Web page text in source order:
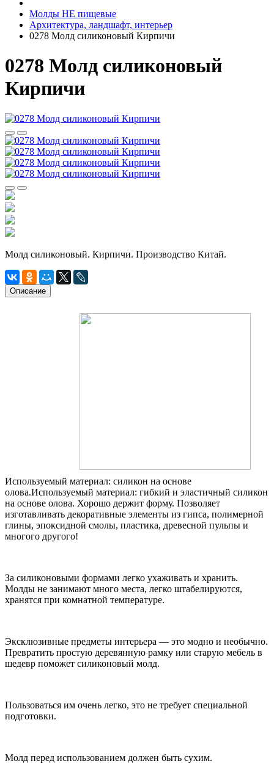
Молды НЕ пищевые
Архитектура, ландшафт, интерьер
0278 Молд силиконовый Кирпичи
0278 Молд силиконовый
Кирпичи
Молд силиконовый. Кирпичи. Производство Китай.
Описание
Используемый материал: силикон на основе
олова.Используемый материал: гибкий и эластичный силикон
на основе олова. Хорошо держит форму. Позволяет
изготавливать декоративные элементы из гипса, полимерной
глины, эпоксидной смолы, пластика, древесной пульпы и
многого другого!
За силиконовыми формами легко ухаживать и хранить.
Молды не занимают много места, легко штабелируются,
хранятся при комнатной температуре.
Эксклюзивные предметы интерьера — это модно и необычно.
Превратить простую деревянную рамку или старую мебель в
шедевр поможет силиконовый молд.
Пользоваться им очень легко, это не требует специальной
подготовки.
Молд перед использованием должен быть сухим.